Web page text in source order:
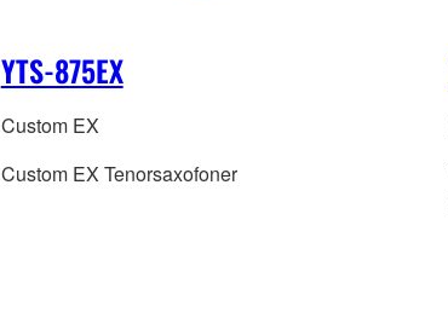
YTS-875EX
Custom EX
Custom EX Tenorsaxofoner